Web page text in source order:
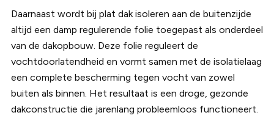
Daarnaast wordt bij plat dak isoleren aan de buitenzijde
altijd een damp regulerende folie toegepast als onderdeel
van de dakopbouw. Deze folie reguleert de
vochtdoorlatendheid en vormt samen met de isolatielaag
een complete bescherming tegen vocht van zowel
buiten als binnen. Het resultaat is een droge, gezonde
dakconstructie die jarenlang probleemloos functioneert.